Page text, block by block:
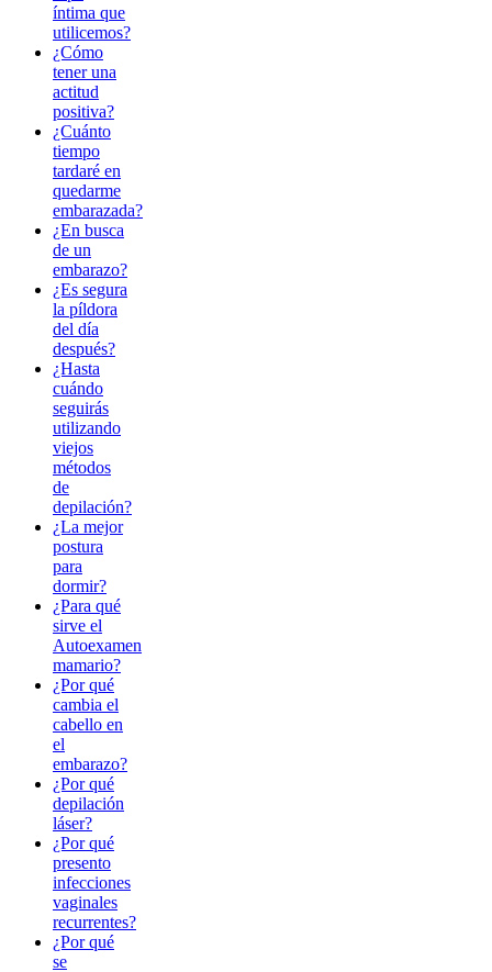
íntima que
utilicemos?
¿Cómo
tener una
actitud
positiva?
¿Cuánto
tiempo
tardaré en
quedarme
embarazada?
¿En busca
de un
embarazo?
¿Es segura
la píldora
del día
después?
¿Hasta
cuándo
seguirás
utilizando
viejos
métodos
de
depilación?
¿La mejor
postura
para
dormir?
¿Para qué
sirve el
Autoexamen
mamario?
¿Por qué
cambia el
cabello en
el
embarazo?
¿Por qué
depilación
láser?
¿Por qué
presento
infecciones
vaginales
recurrentes?
¿Por qué
se